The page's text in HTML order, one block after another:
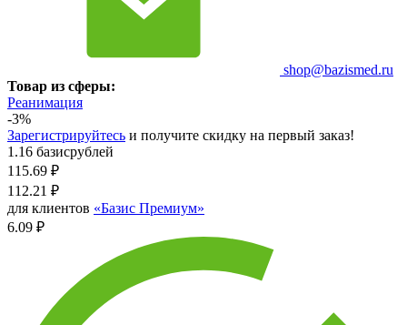
shop@bazismed.ru
Товар из сферы:
Реанимация
-3%
Зарегистрируйтесь и получите скидку на первый заказ!
1.16 базисрублей
115.69 ₽
112.21 ₽
для клиентов «Базис Премиум»
6.09 ₽